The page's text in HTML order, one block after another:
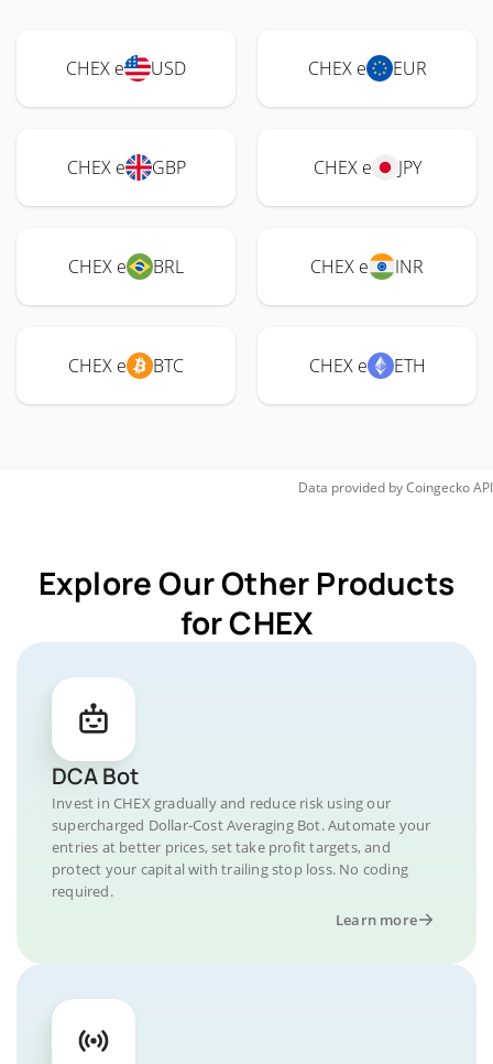
CHEX e USD CHEX e EUR
CHEX e GBP CHEX e JPY
CHEX e BRL CHEX e INR
CHEX e BTC CHEX e ETH
Data provided byCoingeckoAPI
Explore Our Other Products
for CHEX
DCA Bot
Invest in CHEX gradually and reduce risk using our
supercharged Dollar-Cost Averaging Bot. Automate your
entries at better prices, set take profit targets, and
protect your capital with trailing stop loss. No coding
required.
Learn more